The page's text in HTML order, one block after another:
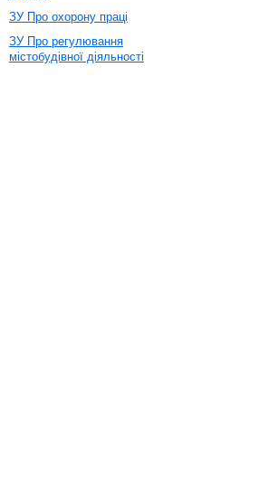
ЗУ Про охорону праці
ЗУ Про регулювання
містобудівної діяльності